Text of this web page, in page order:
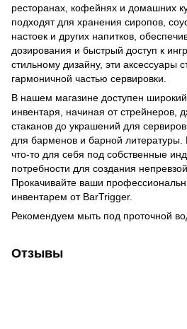
ресторанах, кофейнях и домашних
подходят для хранения сиропов,
настоек и других напитков,
дозирования и быстрый доступ к
стильному дизайну, эти аксессуары
гармоничной частью сервировки.
В нашем магазине доступен
инвентаря, начиная от стрейнеров,
стаканов до украшений для
для барменов и барной литературы.
что-то для себя под собственные
потребности для создания
Прокачивайте ваши
инвентарем от BarTrigger.
Рекомендуем мыть под проточной
Отзывы